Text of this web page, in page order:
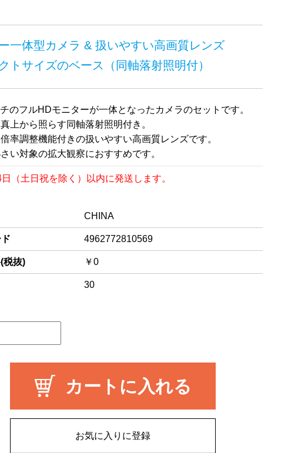
一体型カメラ & 扱いやすい高画質レンズ
トサイズのベース（同軸落射照明付）
のフルHDモニターが一体となったカメラのセットです。
上から照らす同軸落射照明付き。
率調整機能付きの扱いやすい高画質レンズです。
い対象の拡大観察におすすめです。
（土日祝を除く）以内に発送します。
CHINA
4962772810569
税抜) ￥0
30
カートに入れる
お気に入りに登録